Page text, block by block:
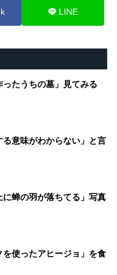
LINE
ったうちの墓」見てみる
る意味がわからない」と言
に蝉の羽が落ちてる」写真
を使ったアヒージョ」を食